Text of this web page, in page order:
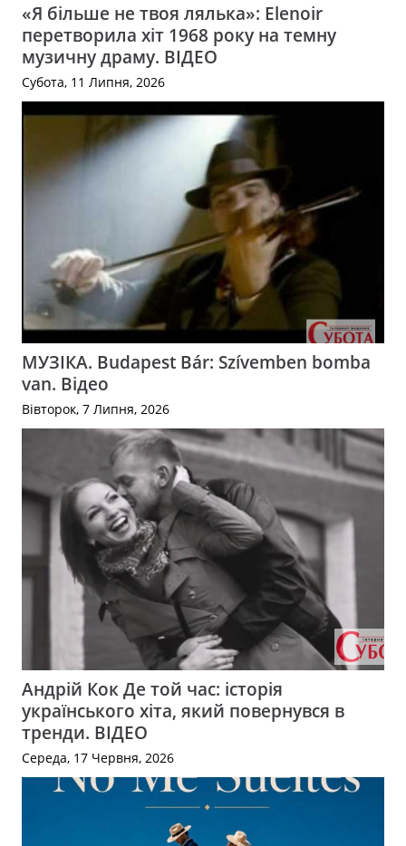
«Я більше не твоя лялька»: Elenoir
перетворила хіт 1968 року на темну
музичну драму. ВІДЕО
Субота, 11 Липня, 2026
МУЗІКА. Budapest Bár: Szívemben bomba
van. Відео
Вівторок, 7 Липня, 2026
Андрій Кок Де той час: історія
українського хіта, який повернувся в
тренди. ВІДЕО
Середа, 17 Червня, 2026